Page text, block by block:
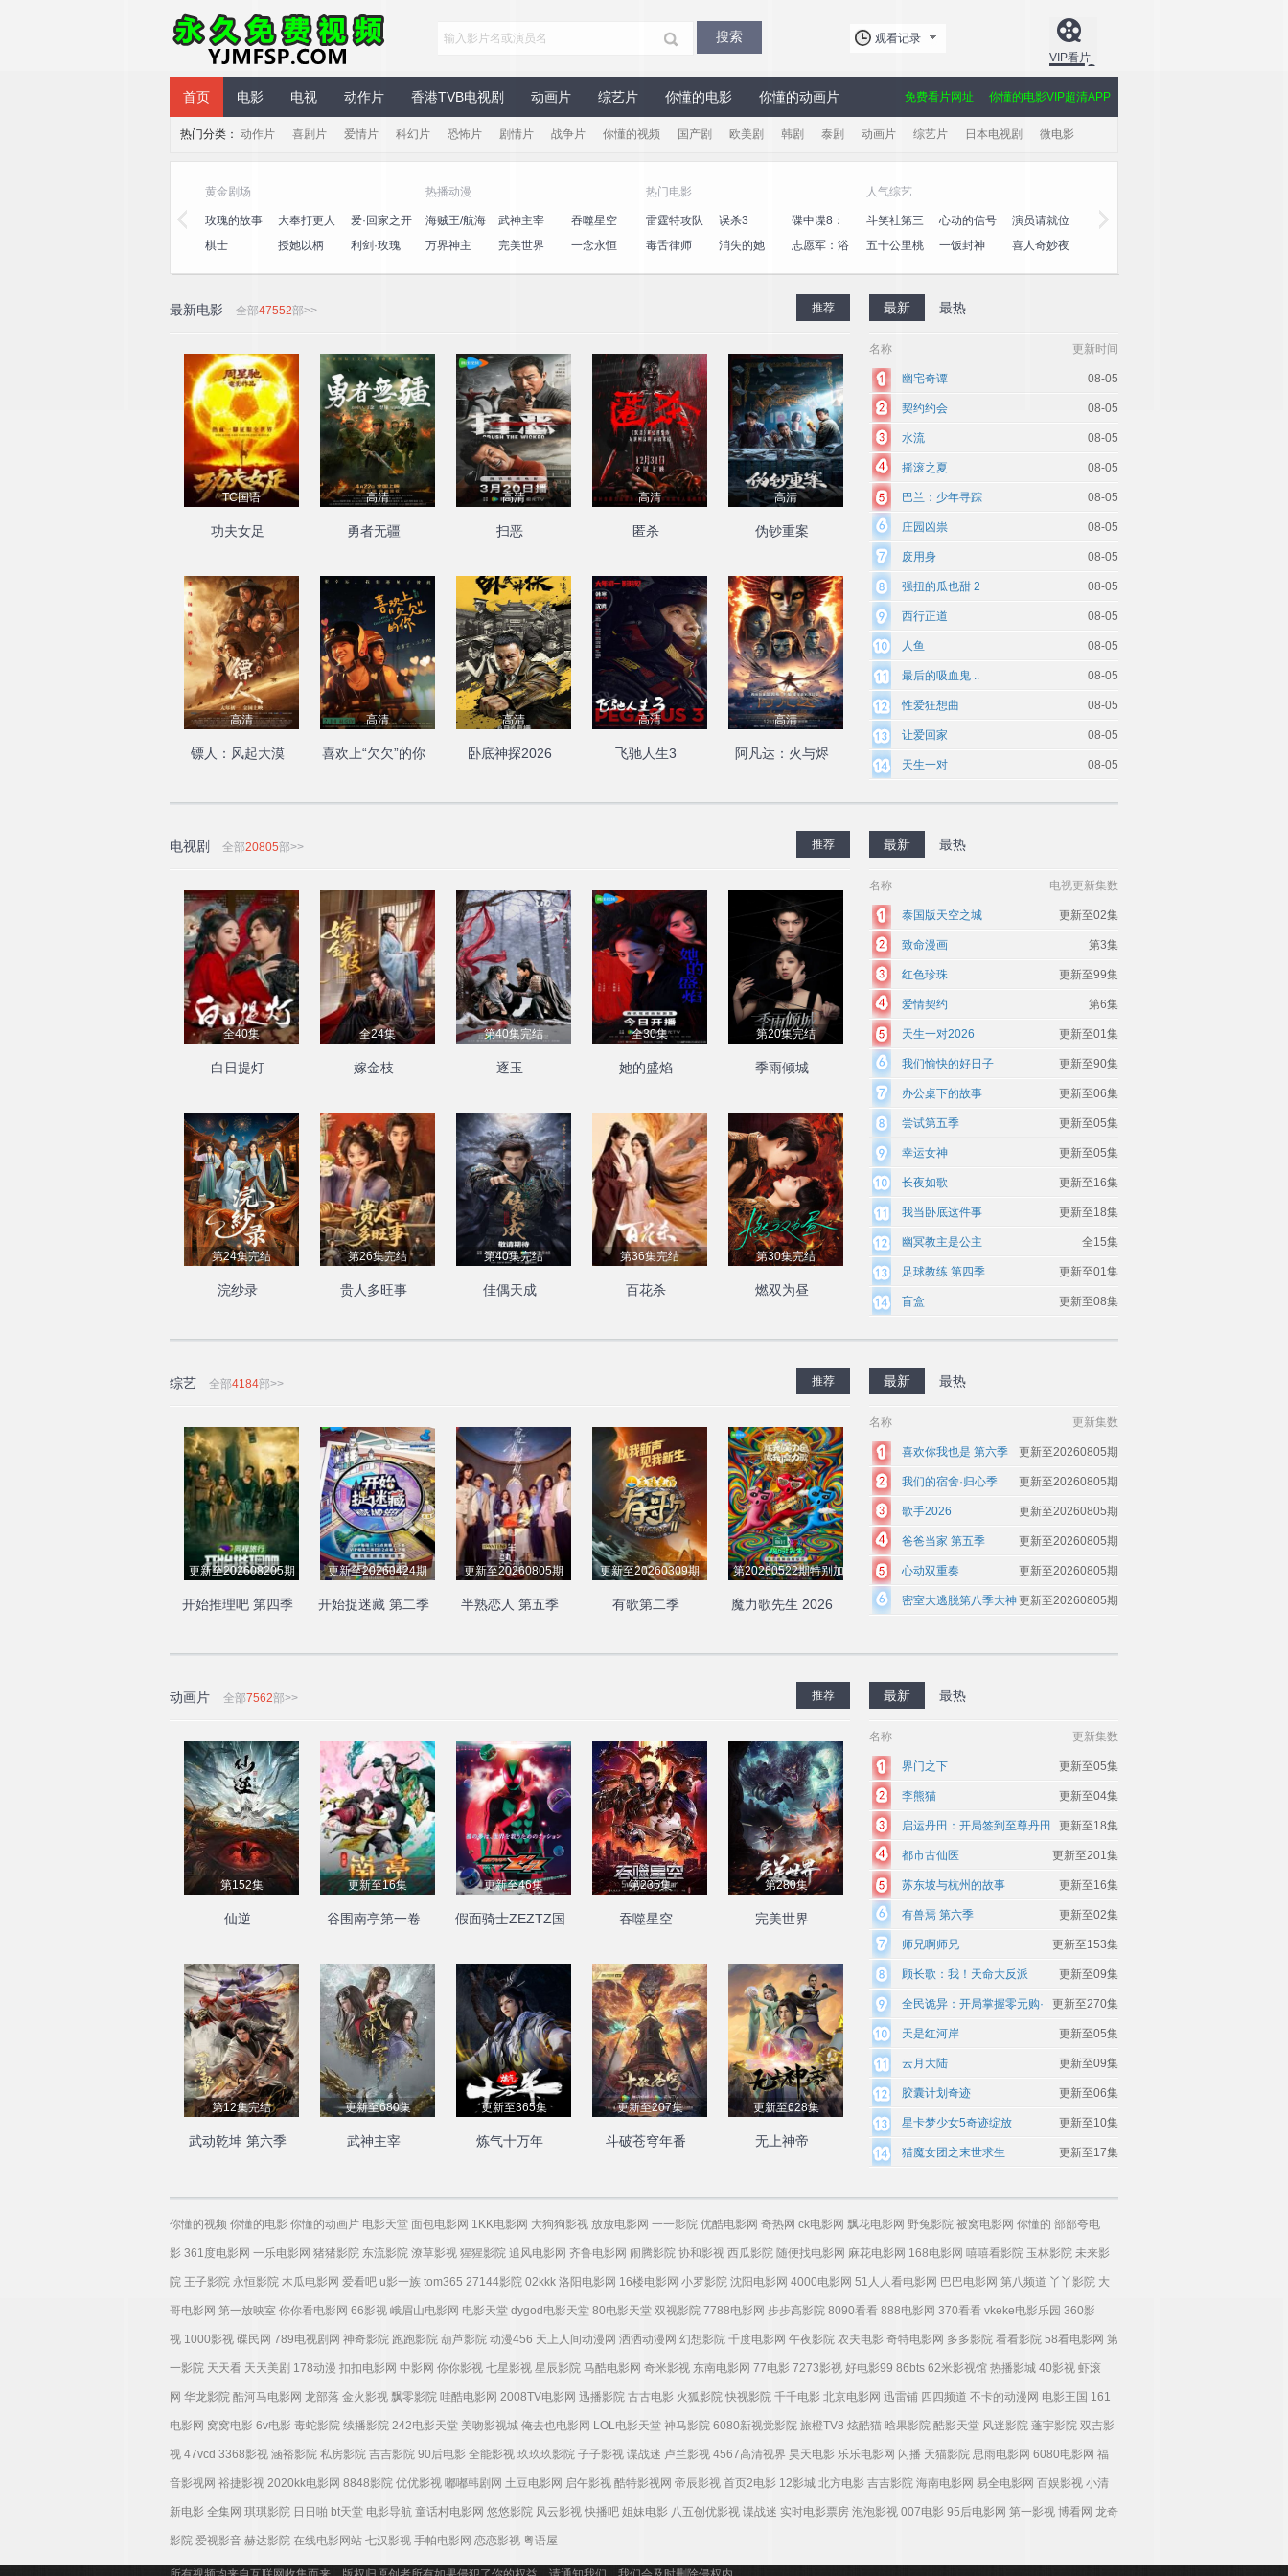
永久免费视频
观看记录
VIP看片
首页 电影 电视 动作片 香港TVB电视剧 动画片 综艺片 你懂的电影 你懂的动画片 你懂的电影VIP超清APP
免费看片网址
热门分类： 动作片 喜剧片 爱情片 科幻片 恐怖片 剧情片 战争片 你懂的视频 国产剧 欧美剧 韩剧 泰剧 动画片 综艺片 日本电视剧 微电影
黄金剧场
玫瑰的故事 大奉打更人
爱·回家之开
心速递
棋士 授她以柄 利剑·玫瑰
热播动漫
海贼王/航海
王
武神主宰
吞噬星空
万界神主
完美世界 一念永恒
热门电影
雷霆特攻队 误杀3
碟中谍8：
最终清算
毒舌律师 消失的她
志愿军：浴
人气综艺
斗笑社第三
季
心动的信号
第八季
演员请就位
第三季
五十公里桃
一饭封神
喜人奇妙夜
最新电影 全部47552部>> 推荐
TC国语
功夫女足
高清
勇者无疆
高清
扫恶
高清
匿杀
高清
伪钞重案
高清
镖人：风起大漠
高清
喜欢上“欠欠”的你
高清
卧底神探2026
高清
飞驰人生3
高清
阿凡达：火与烬
最新 最热
名称 更新时间
08-05
幽宅奇谭
08-05
契约约会
08-05
水流
08-05
摇滚之夏
08-05
巴兰：少年寻踪
08-05
庄园凶祟
08-05
废用身
08-05
强扭的瓜也甜 2
08-05
西行正道
08-05
人鱼
08-05
最后的吸血鬼 ..
08-05
性爱狂想曲
08-05
让爱回家
08-05
天生一对
电视剧 全部20805部>> 推荐
全40集
白日提灯
全24集
嫁金枝
第40集完结
逐玉
全30集
她的盛焰
第20集完结
季雨倾城
第24集完结
浣纱录
第26集完结
贵人多旺事
第40集完结
佳偶天成
第36集完结
百花杀
第30集完结
燃双为昼
最新 最热
名称 电视更新集数
更新至02集
泰国版天空之城
第3集
致命漫画
更新至99集
红色珍珠
第6集
爱情契约
更新至01集
天生一对2026
更新至90集
我们愉快的好日子
更新至06集
办公桌下的故事
更新至05集
尝试第五季
更新至05集
幸运女神
更新至16集
长夜如歌
更新至18集
我当卧底这件事
全15集
幽冥教主是公主
更新至01集
足球教练 第四季
更新至08集
盲盒
综艺 全部4184部>> 推荐
更新至202608205期
开始推理吧 第四季
更新至20260424期
开始捉迷藏 第二季
更新至20260805期
半熟恋人 第五季
更新至20260309期
有歌第二季
第20260522期特别加更
魔力歌先生 2026
最新 最热
名称 更新集数
更新至20260805期
喜欢你我也是 第六季
更新至20260805期
我们的宿舍·归心季
更新至20260805期
歌手2026
更新至20260805期
爸爸当家 第五季
更新至20260805期
心动双重奏
更新至20260805期
密室大逃脱第八季大神
动画片 全部7562部>> 推荐
第152集
仙逆
更新至16集
谷围南亭第一卷
更新至46集
假面骑士ZEZTZ国
第235集
吞噬星空
第280集
完美世界
第12集完结
武动乾坤 第六季
更新至680集
武神主宰
更新至365集
炼气十万年
更新至207集
斗破苍穹年番
更新至628集
无上神帝
最新 最热
名称 更新集数
更新至05集
界门之下
更新至04集
李熊猫
更新至18集
启运丹田：开局签到至尊丹田
更新至201集
都市古仙医
更新至16集
苏东坡与杭州的故事
更新至02集
有兽焉 第六季
更新至153集
师兄啊师兄
更新至09集
顾长歌：我！天命大反派
更新至270集
全民诡异：开局掌握零元购·
动态漫画 更新至05集
天是红河岸
更新至09集
云月大陆
更新至06集
胶囊计划奇迹
更新至10集
星卡梦少女5奇迹绽放
更新至17集
猎魔女团之末世求生
你懂的视频 你懂的电影 你懂的动画片 电影天堂 面包电影网 1KK电影网 大狗狗影视 放放电影网 一一影院 优酷电影网 奇热网 ck电影网 飘花电影网 野兔影院 被窝电影网 你懂的 部部夸电
影 361度电影网 一乐电影网 猪猪影院 东流影院 潦草影视 猩猩影院 追风电影网 齐鲁电影网 闹腾影院 协和影视 西瓜影院 随便找电影网 麻花电影网 168电影网 嘻嘻看影院 玉林影院 未来影
院 王子影院 永恒影院 木瓜电影网 爱看吧 u影一族 tom365 27144影院 02kkk 洛阳电影网 16楼电影网 小罗影院 沈阳电影网 4000电影网 51人人看电影网 巴巴电影网 第八频道 丫丫影院 大
哥电影网 第一放映室 你你看电影网 66影视 峨眉山电影网 电影天堂 dygod电影天堂 80电影天堂 双视影院 7788电影网 步步高影院 8090看看 888电影网 370看看 vkeke电影乐园 360影
视 1000影视 碟民网 789电视剧网 神奇影院 跑跑影院 葫芦影院 动漫456 天上人间动漫网 洒洒动漫网 幻想影院 千度电影网 午夜影院 农夫电影 奇特电影网 多多影院 看看影院 58看电影网 第
一影院 天天看 天天美剧 178动漫 扣扣电影网 中影网 你你影视 七星影视 星辰影院 马酷电影网 奇米影视 东南电影网 77电影 7273影视 好电影99 86bts 62米影视馆 热播影城 40影视 虾滚
网 华龙影院 酷河马电影网 龙部落 金火影视 飘零影院 哇酷电影网 2008TV电影网 迅播影院 古古电影 火狐影院 快视影院 千千电影 北京电影网 迅雷铺 四四频道 不卡的动漫网 电影王国 161
电影网 窝窝电影 6v电影 毒蛇影院 续播影院 242电影天堂 美吻影视城 俺去也电影网 LOL电影天堂 神马影院 6080新视觉影院 旅橙TV8 炫酷猫 晗果影院 酷影天堂 风迷影院 蓬宇影院 双吉影
视 47vcd 3368影视 涵裕影院 私房影院 吉吉影院 90后电影 全能影视 玖玖玖影院 子子影视 谍战迷 卢兰影视 4567高清视界 昊天电影 乐乐电影网 闪播 天猫影院 思雨电影网 6080电影网 福
音影视网 裕捷影视 2020kk电影网 8848影院 优优影视 嘟嘟韩剧网 土豆电影网 启午影视 酷特影视网 帝辰影视 首页2电影 12影城 北方电影 吉吉影院 海南电影网 易全电影网 百娱影视 小清
新电影 全集网 琪琪影院 日日啪 bt天堂 电影导航 童话村电影网 悠悠影院 风云影视 快播吧 姐妹电影 八五创优影视 谍战迷 实时电影票房 泡泡影视 007电影 95后电影网 第一影视 博看网 龙奇
影院 爱视影音 赫达影院 在线电影网站 七汉影视 手帕电影网 恋恋影视 粤语屋